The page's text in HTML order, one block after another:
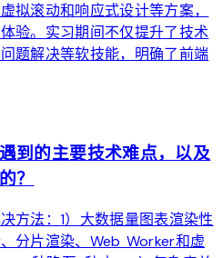
拟滚动和响应式设计等方案，
验。实习期间不仅提升了技术
题解决等软技能，明确了前端
到的主要技术难点，以及
？
方法：1）大数据量图表渲染性
分片渲染、Web Worker和虚